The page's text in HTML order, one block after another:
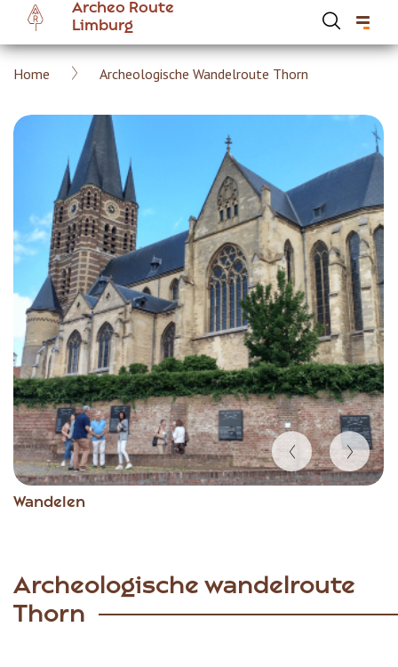
Overslaan
naar
gaan
Archeo Route
Limburg
Kruimelpad
Home Archeologische Wandelroute Thorn
Wandelen
Item
Archeologische wandelroute
Thorn